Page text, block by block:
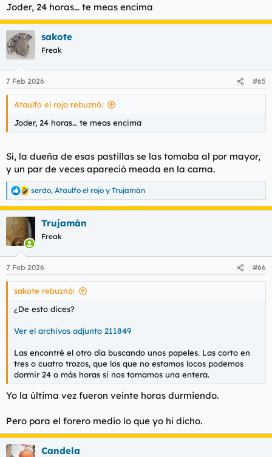
Joder, 24 horas… te meas encima
sakote
Freak
7 Feb 2026 #65
Ataulfo el rojo rebuznó:
Joder, 24 horas… te meas encima
Sí, la dueña de esas pastillas se las tomaba al por mayor,
y un par de veces apareció meada en la cama.
R
e
a
c
c
i
e
s
serdo, Ataulfo el rojo y Trujamán
Trujamán
Freak
7 Feb 2026 #66
sakote rebuznó:
¿De esto dices?
Ver el archivos adjunto 211849
Las encontré el otro día buscando unos papeles. Las corto en
tres o cuatro trozos, que los que no estamos locos podemos
dormir 24 o más horas si nos tomamos una entera.
Yo la última vez fueron veinte horas durmiendo.
Pero para el forero medio lo que yo hi dicho.
Candela